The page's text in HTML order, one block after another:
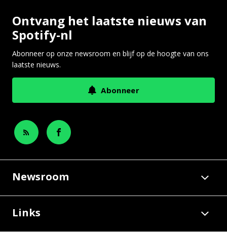
Ontvang het laatste nieuws van
Spotify-nl
Abonneer op onze newsroom en blijf op de hoogte van ons
laatste nieuws.
Abonneer
Newsroom
Links